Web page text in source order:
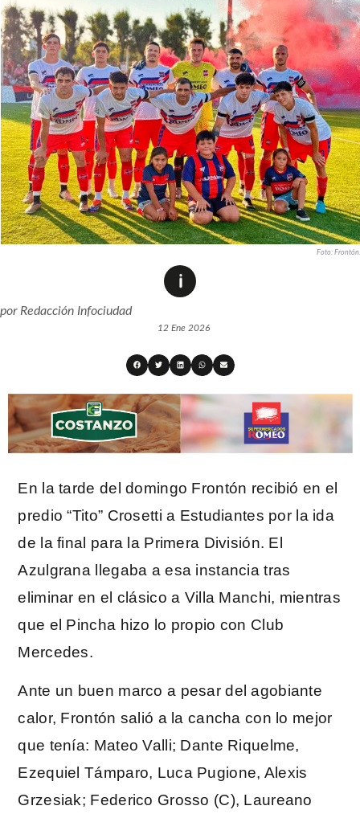
Foto: Frontón.
porRedacción Infociudad
12 Ene 2026
En la tarde del domingo Frontón recibió en el
predio “Tito” Crosetti a Estudiantes por la ida
de la final para la Primera División. El
Azulgrana llegaba a esa instancia tras
eliminar en el clásico a Villa Manchi, mientras
que el Pincha hizo lo propio con Club
Mercedes.
Ante un buen marco a pesar del agobiante
calor, Frontón salió a la cancha con lo mejor
que tenía: Mateo Valli; Dante Riquelme,
Ezequiel Támparo, Luca Pugione, Alexis
Grzesiak; Federico Grosso (C), Laureano